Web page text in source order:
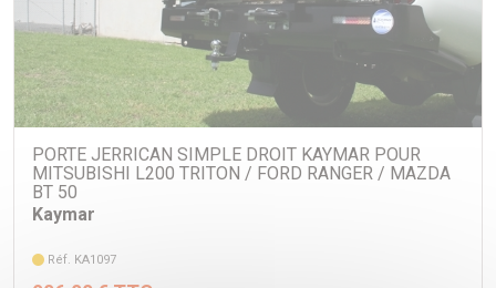
PORTE JERRICAN SIMPLE DROIT KAYMAR POUR
MITSUBISHI L200 TRITON / FORD RANGER / MAZDA
BT 50
Kaymar
Réf. KA1097